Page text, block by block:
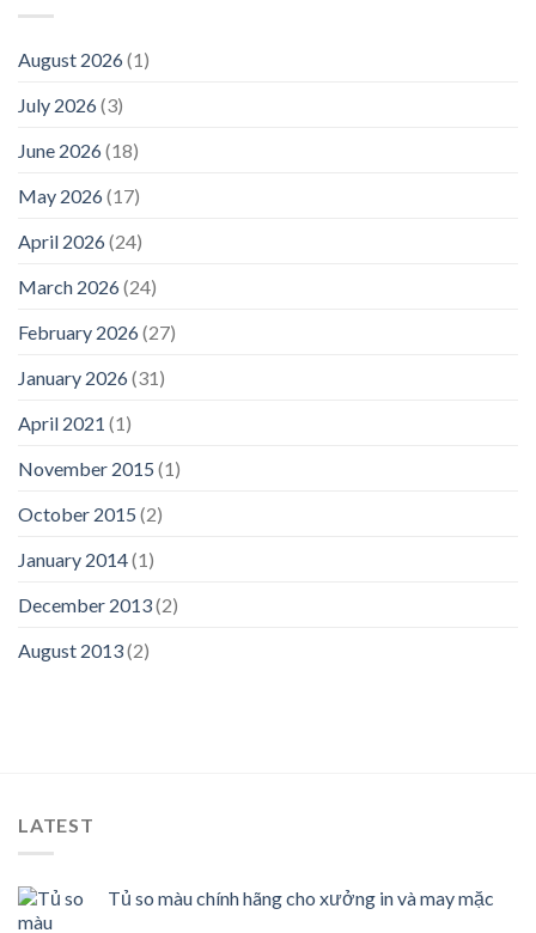
August 2026(1)
July 2026(3)
June 2026(18)
May 2026(17)
April 2026(24)
March 2026(24)
February 2026(27)
January 2026(31)
April 2021 (1)
November 2015 (1)
October 2015 (2)
January 2014(1)
December 2013(2)
August 2013(2)
LATEST
Tủ so màu chính hãng cho xưởng in và may mặc